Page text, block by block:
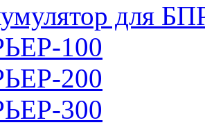
для
100
200
300